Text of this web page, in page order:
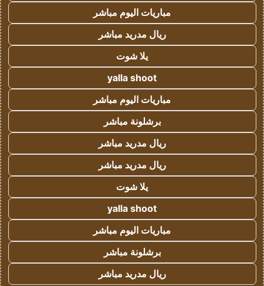
مباريات اليوم مباشر
ريال مدريد مباشر
يلا شوت
yalla shoot
مباريات اليوم مباشر
برشلونة مباشر
ريال مدريد مباشر
ريال مدريد مباشر
يلا شوت
yalla shoot
مباريات اليوم مباشر
برشلونة مباشر
ريال مدريد مباشر